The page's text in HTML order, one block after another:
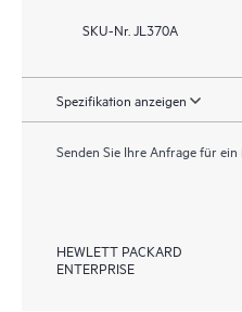
SKU-Nr. JL370A
Spezifikation anzeigen
Senden Sie Ihre Anfrage für
HEWLETT PACKARD
ENTERPRISE